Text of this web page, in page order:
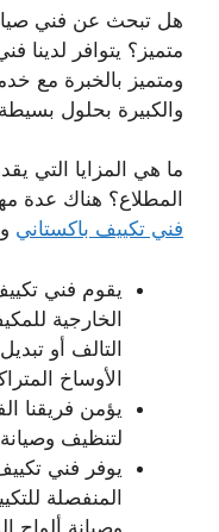
هل تبحث عن فني
متميز؟ يتوافر لدينا
ومتميز بالخبرة مع
والكبيرة بحلول
ما هي المزايا التي
المطلاع؟ هناك عدة
فني تكييف باكستاني
يقوم فني
الخارجية
التالف أو
الأوساخ
يؤمن فريقنا
لتنظيف
يوفر فني
المنفصلة
وصيانة ألواح